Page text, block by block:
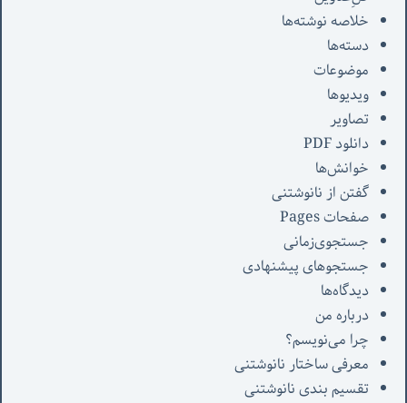
خلاصه نوشته‌ها
دسته‌ها
موضوعات
ویدیوها
تصاویر
دانلود PDF
خوانش‌ها
گفتن از نانوشتنی
صفحات Pages
جستجوی‌زمانی
جستجوهای پیشنهادی
دیدگاه‌ها
درباره من
چرا می‌نویسم؟
معرفی‌ ساختار نانوشتنی
تقسیم بندی نانوشتنی